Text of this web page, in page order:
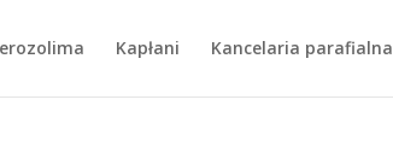
Kapłani Kancelaria parafialna